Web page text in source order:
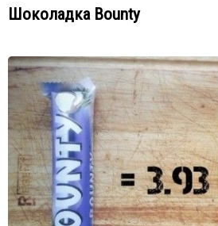
Шоколадка Bounty